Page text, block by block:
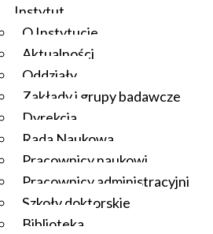
Instytut
O Instytucie
Aktualności
Oddziały
Zakłady i grupy badawcze
Dyrekcja
Rada Naukowa
Pracownicy naukowi
Pracownicy administracyjni
Szkoły doktorskie
Biblioteka